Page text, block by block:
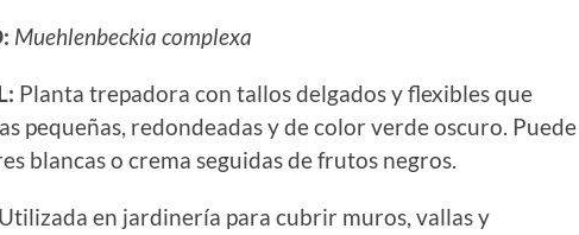
Muehlenbeckia complexa
Planta trepadora con tallos delgados y flexibles que
pequeñas, redondeadas y de color verde oscuro. Puede
blancas o crema seguidas de frutos negros.
Utilizada en jardinería para cubrir muros, vallas y